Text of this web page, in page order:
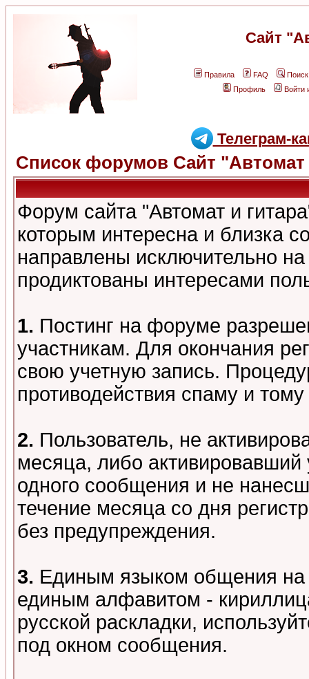
Сайт
Правила FAQ
Поиск
Профиль
Войти
Телеграм-
Список форумов Сайт "Автомат
Форум сайта "Автомат и
которым интересна и близка
направлены исключительно
продиктованы интересами
1. Постинг на форуме
участникам. Для окончания
свою учетную запись.
противодействия спаму и
2. Пользователь, не
месяца, либо
одного сообщения и не
течение месяца со дня
без предупреждения.
3. Единым языком общения на
единым алфавитом -
русской раскладки,
под окном сообщения.